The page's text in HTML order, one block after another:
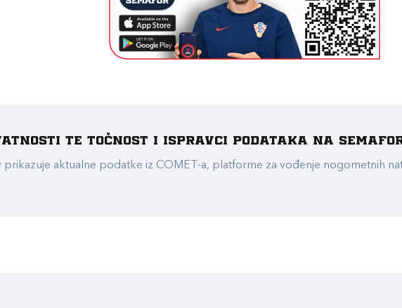
te točnost i ispravci podataka na
prikazuje aktualne podatke iz COMET-a, platforme za vođenje nogometnih